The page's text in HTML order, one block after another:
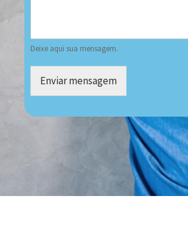
Deixe aqui sua mensagem.
Enviar mensagem